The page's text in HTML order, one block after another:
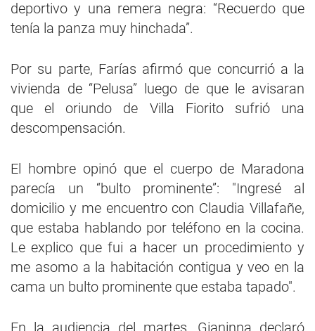
deportivo y una remera negra: “Recuerdo que
tenía la panza muy hinchada”.
Por su parte, Farías afirmó que concurrió a la
vivienda de “Pelusa” luego de que le avisaran
que el oriundo de Villa Fiorito sufrió una
descompensación.
El hombre opinó que el cuerpo de Maradona
parecía un “bulto prominente”: "Ingresé al
domicilio y me encuentro con Claudia Villafañe,
que estaba hablando por teléfono en la cocina.
Le explico que fui a hacer un procedimiento y
me asomo a la habitación contigua y veo en la
cama un bulto prominente que estaba tapado".